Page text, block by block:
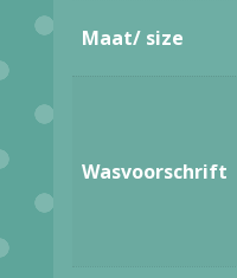
Maat/ size
Wasvoorschrift